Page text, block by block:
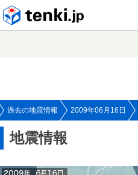
過去の地震情報 2009年06月16日
地震情報